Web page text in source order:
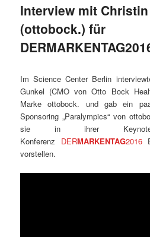
Interview mit
(ottobock.) für
Im Science Center Berlin
Gunkel (CMO von Otto Bock
Marke ottobock. und gab ein
Sponsoring „Paralympics“ von
sie in ihrer
Konferenz DERMARKENTAG2016
vorstellen.